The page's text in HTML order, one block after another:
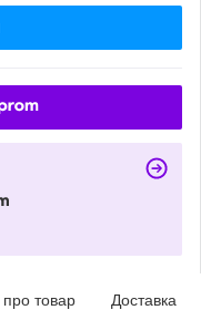
про товар Доставка